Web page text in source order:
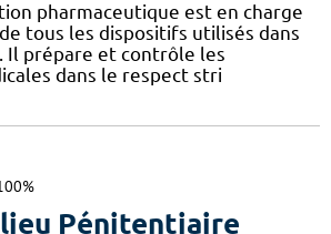
pharmaceutique est en charge
tous les dispositifs utilisés dans
Il prépare et contrôle les
dans le respect stri
Pénitentiaire